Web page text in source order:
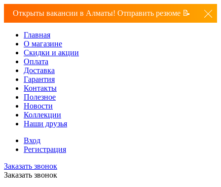
Открыты вакансии в Алматы! Отправить резюме 📝
Главная
О магазине
Скидки и акции
Оплата
Доставка
Гарантия
Контакты
Полезное
Новости
Коллекции
Наши друзья
Вход
Регистрация
Заказать звонок
Заказать звонок